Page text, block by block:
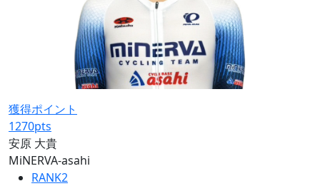
獲得ポイント
1270pts
安原 大貴
MiNERVA-asahi
RANK2